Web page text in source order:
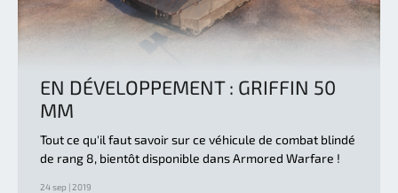
EN DÉVELOPPEMENT : GRIFFIN 50
MM
Tout ce qu'il faut savoir sur ce véhicule de combat blindé
de rang 8, bientôt disponible dans Armored Warfare !
24 sep | 2019